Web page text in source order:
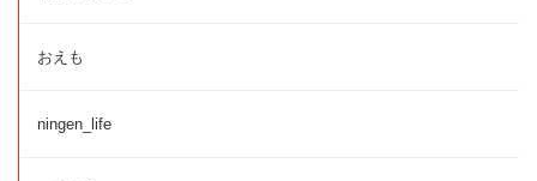
おえも
ningen_life